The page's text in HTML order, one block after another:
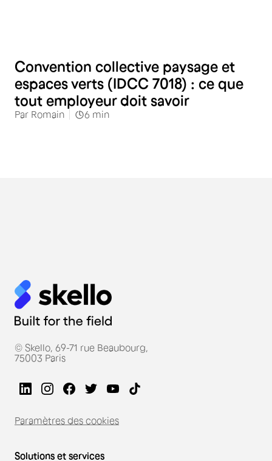
Convention collective paysage et
espaces verts (IDCC 7018) : ce que
tout employeur doit savoir
Par Romain 6 min
© Skello, 69-71 rue Beaubourg,
75003 Paris
Paramètres des cookies
Solutions et services